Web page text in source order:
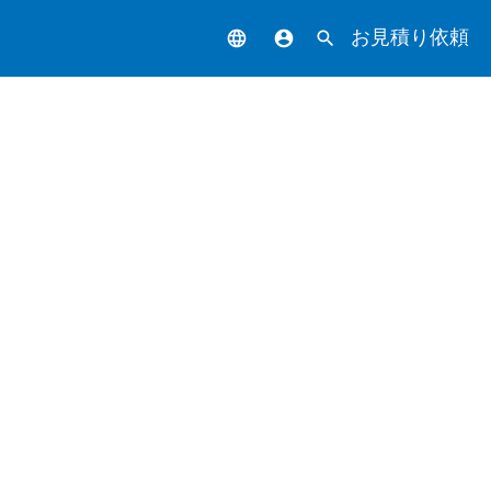
language account_circle search お見積り依頼